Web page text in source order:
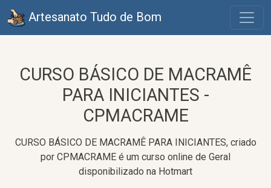
Artesanato Tudo de Bom
CURSO BÁSICO DE MACRAMÊ
PARA INICIANTES -
CPMACRAME
CURSO BÁSICO DE MACRAMÊ PARA INICIANTES, criado
por CPMACRAME é um curso online de Geral
disponibilizado na Hotmart